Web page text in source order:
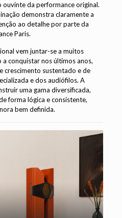
da performance original.
demonstra claramente a
ao detalhe por parte da
Paris.
vem juntar-se a muitos
conquistar nos últimos anos,
crescimento sustentado e de
e dos audiófilos. A
uma gama diversificada,
forma lógica e consistente,
bem definida.